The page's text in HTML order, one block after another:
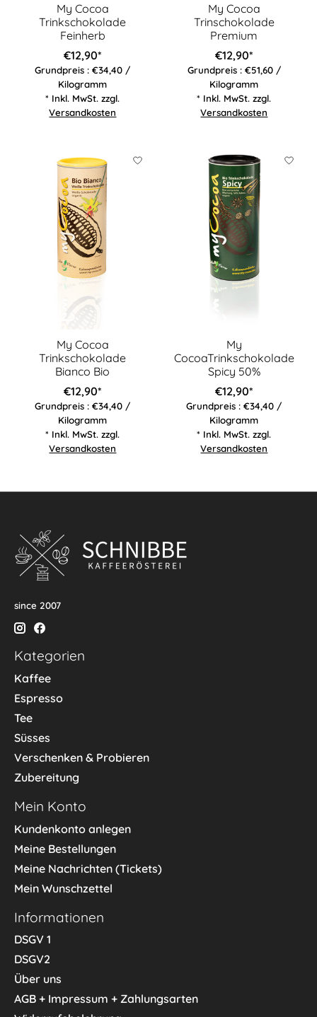
My Cocoa
Trinkschokolade
Feinherb
€12,90*
Grundpreis : €34,40 /
Kilogramm
* Inkl. MwSt. zzgl.
Versandkosten
My Cocoa
Trinschokolade
Premium
€12,90*
Grundpreis : €51,60 /
Kilogramm
* Inkl. MwSt. zzgl.
Versandkosten
My Cocoa
Trinkschokolade
Bianco Bio
€12,90*
Grundpreis : €34,40 /
Kilogramm
* Inkl. MwSt. zzgl.
Versandkosten
My
CocoaTrinkschokolade
Spicy 50%
€12,90*
Grundpreis : €34,40 /
Kilogramm
* Inkl. MwSt. zzgl.
Versandkosten
since 2007
Kategorien
Kaffee
Espresso
Tee
Süsses
Verschenken & Probieren
Zubereitung
Mein Konto
Kundenkonto anlegen
Meine Bestellungen
Meine Nachrichten (Tickets)
Mein Wunschzettel
Informationen
DSGV 1
DSGV2
Über uns
AGB + Impressum + Zahlungsarten